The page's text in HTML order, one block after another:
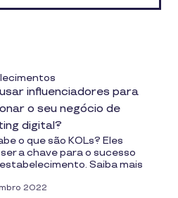
influenciadores para
o seu negócio de
digital?
o que são KOLs? Eles
a chave para o sucesso
Saiba mais
2022